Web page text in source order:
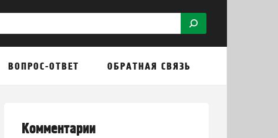
ВОПРОС-ОТВЕТ ОБРАТНАЯ СВЯЗЬ
Комментарии